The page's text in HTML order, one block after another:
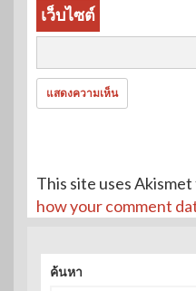
เว็บไซต์
This site uses
how your comment
ค้นหา